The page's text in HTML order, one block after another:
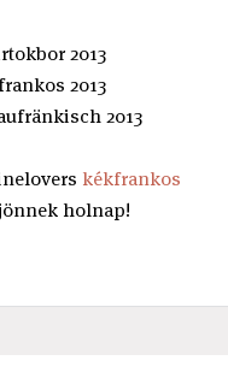
2013
2013
2013
kékfrankos
holnap!